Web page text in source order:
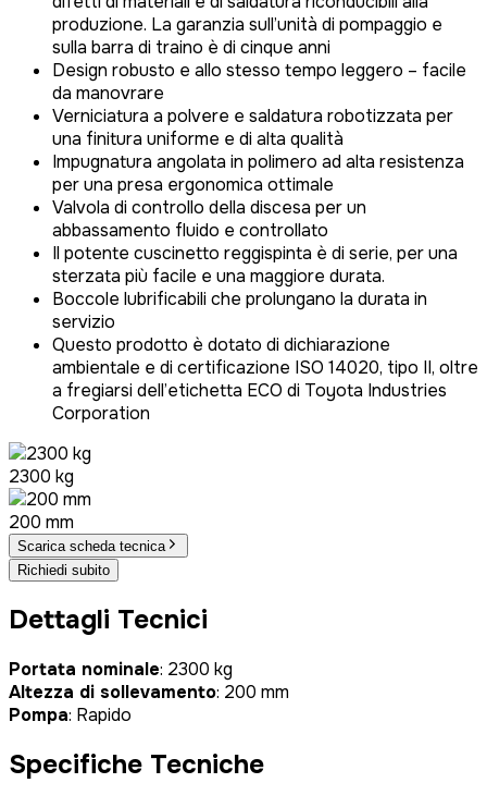
produzione. La garanzia sull’unità di pompaggio e
sulla barra di traino è di cinque anni
Design robusto e allo stesso tempo leggero – facile
da manovrare
Verniciatura a polvere e saldatura robotizzata per
una finitura uniforme e di alta qualità
Impugnatura angolata in polimero ad alta resistenza
per una presa ergonomica ottimale
Valvola di controllo della discesa per un
abbassamento fluido e controllato
Il potente cuscinetto reggispinta è di serie, per una
sterzata più facile e una maggiore durata.
Boccole lubrificabili che prolungano la durata in
servizio
Questo prodotto è dotato di dichiarazione
ambientale e di certificazione ISO 14020, tipo II, oltre
a fregiarsi dell’etichetta ECO di Toyota Industries
Corporation
2300 kg
200 mm
Scarica scheda tecnica
Richiedi subito
Dettagli Tecnici
Portata nominale: 2300 kg
Altezza di sollevamento: 200 mm
Pompa: Rapido
Specifiche Tecniche